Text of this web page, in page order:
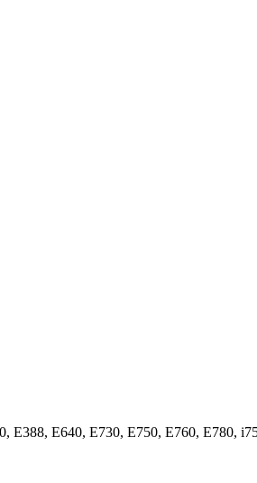
E640, E730, E750, E760, E780,